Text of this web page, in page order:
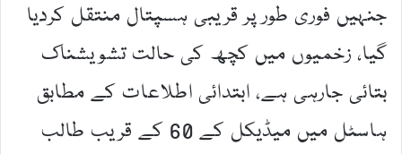
جنہیں فوری طور پر قریبی ہسپتال منتقل کردیا
گیا، زخمیوں میں کچھ کی حالت تشویشناک
بتائی جارہی ہے، ابتدائی اطلاعات کے مطابق
ہاسٹل میں میڈیکل کے 60 کے قریب طالب